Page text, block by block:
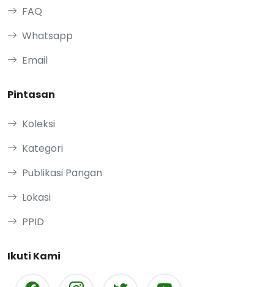
FAQ
Whatsapp
Email
Pintasan
Koleksi
Kategori
Publikasi Pangan
Lokasi
PPID
Ikuti Kami